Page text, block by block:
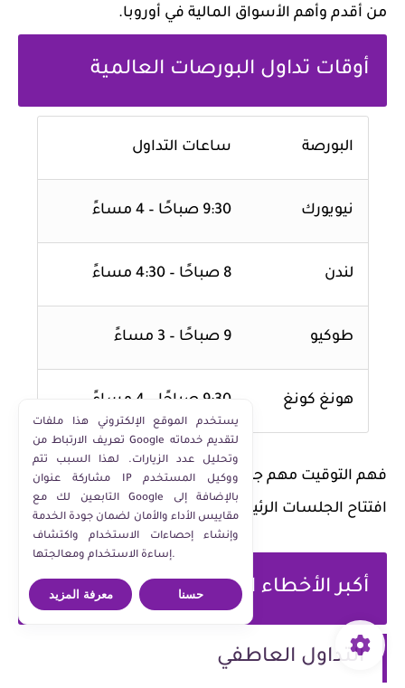
من أقدم وأهم الأسواق المالية في أوروبا.
أوقات تداول البورصات العالمية
البورصة ساعات التداول
نيويورك 9:30 صباحًا – 4 مساءً
لندن 8 صباحًا – 4:30 مساءً
طوكيو 9 صباحًا – 3 مساءً
هونغ كونغ 9:30 صباحًا – 4 مساءً
فهم التوقيت مهم جدًا لأن السوق يتحرك بقوة وقت
افتتاح الجلسات الرئيسية.
أكبر الأخطاء التي تدمر المبتدئين
التداول العاطفي
يستخدم الموقع الإلكتروني هذا ملفات
تعريف الارتباط من Google لتقديم خدماته
وتحليل عدد الزيارات. لهذا السبب تتم
مشاركة عنوان IP ووكيل المستخدم
التابعين لك مع Google بالإضافة إلى
مقاييس الأداء والأمان لضمان جودة الخدمة
وإنشاء إحصاءات الاستخدام واكتشاف
إساءة الاستخدام ومعالجتها.
معرفة المزيد حسنا